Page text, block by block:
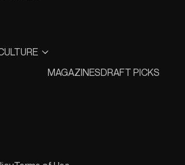
MAGAZINESDRAFT PICKS